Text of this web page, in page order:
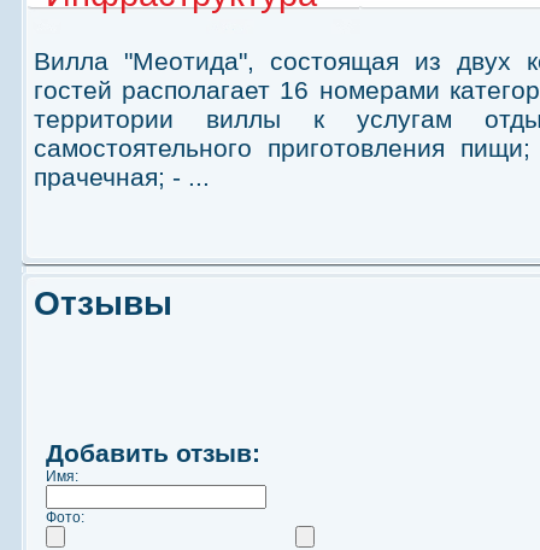
Вилла "Меотида", состоящая из двух
гостей располагает 16 номерами
территории виллы к услугам
самостоятельного приготовления
прачечная; - ...
Отзывы
Добавить отзыв:
Имя:
Фото: